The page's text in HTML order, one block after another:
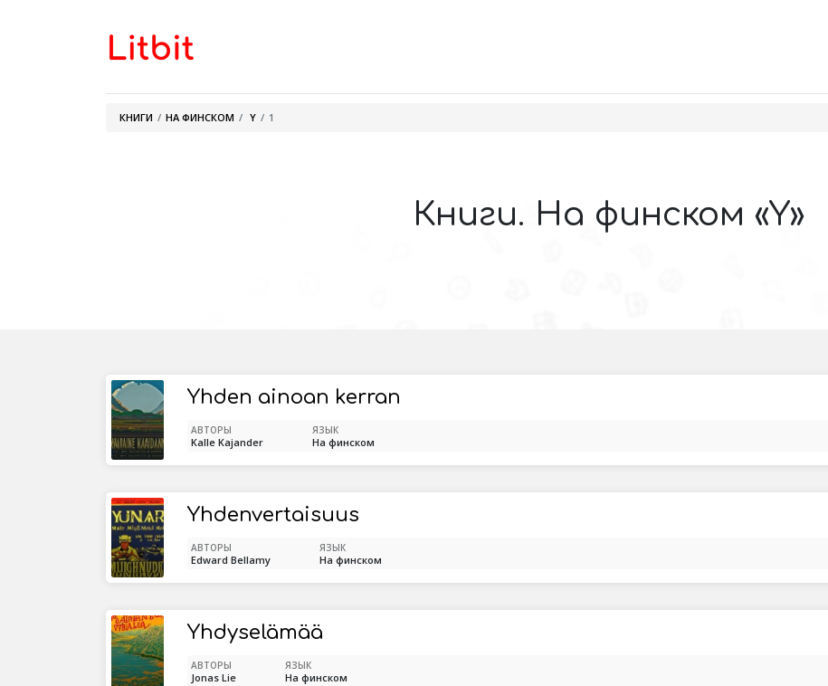
КНИГИ НА ФИНСКОМ Y 1
Книги. На финском «Y»
Yhden ainoan kerran
АВТОРЫ
Kalle Kajander
ЯЗЫК
На финском
Yhdenvertaisuus
АВТОРЫ
Edward Bellamy
ЯЗЫК
На финском
Yhdyselämää
АВТОРЫ
Jonas Lie
ЯЗЫК
На финском